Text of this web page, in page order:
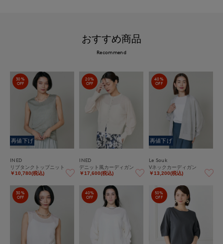
おすすめ商品
Recommend
30%
OFF
再値下げ
INED
リブタンクトップニット
￥10,780(税込)
20%
OFF
INED
デニット風カーディガン
￥17,600(税込)
40%
OFF
再値下げ
Le Souk
Vネックカーディガン
￥13,200(税込)
30%
OFF
40%
OFF
50%
OFF